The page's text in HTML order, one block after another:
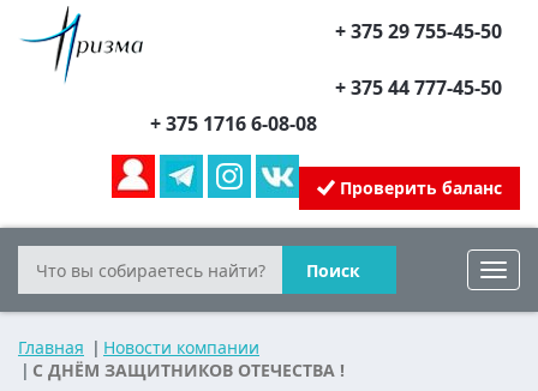
+ 375 29 755-45-50
+ 375 44 777-45-50
+ 375 1716 6-08-08
Проверить баланс
Поиск
Главная
Новости компании
С ДНЁМ ЗАЩИТНИКОВ ОТЕЧЕСТВА !